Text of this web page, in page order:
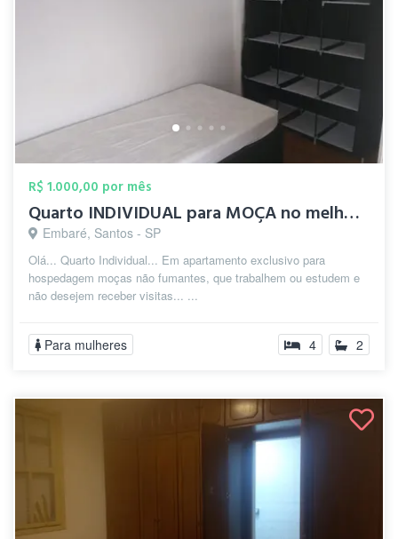
R$ 1.000,00 por mês
Quarto INDIVIDUAL para MOÇA no melhor do...
Embaré, Santos - SP
Olá... Quarto Individual... Em apartamento exclusivo para
hospedagem moças não fumantes, que trabalhem ou estudem e
não desejem receber visitas... ...
Para mulheres 4 2